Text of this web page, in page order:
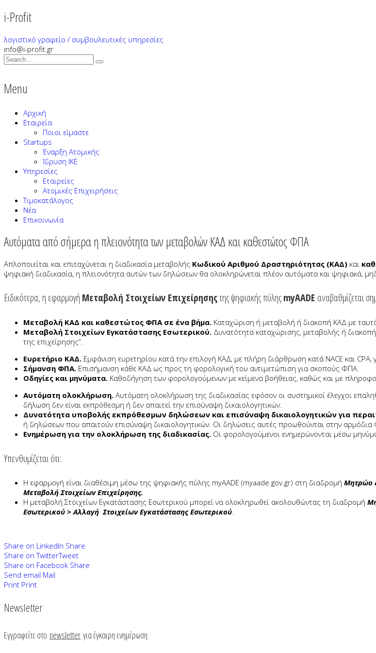
i-Profit
λογιστικό γραφείο / συμβουλευτικές υπηρεσίες
info@i-profit.gr
Menu
Αρχική
Εταιρεία
Ποιοι είμαστε
Startups
Έναρξη Ατομικής
Ίδρυση ΙΚΕ
Υπηρεσίες
Εταιρείες
Ατομικές Επιχειρήσεις
Τιμοκατάλογος
Νέα
Επικοινωνία
Αυτόματα από σήμερα η πλειονότητα των μεταβολών ΚΑΔ και καθεστώτος ΦΠΑ
Απλοποιείται και επιταχύνεται η διαδικασία μεταβολής Κωδικού Αριθμού Δραστηριότητας (ΚΑΔ) και
ψηφιακή διαδικασία, η πλειονότητα αυτών των δηλώσεων θα ολοκληρώνεται πλέον αυτόματα και ψηφιακά,
Ειδικότερα, η εφαρμογή Μεταβολή Στοιχείων Επιχείρησηςτης ψηφιακής πύληςmyAADE αναβαθμίζεται
Μεταβολή ΚΑΔ και καθεστώτος ΦΠΑ σε ένα βήμα. Καταχώριση ή μεταβολή ή διακοπή ΚΑΔ με
Μεταβολή Στοιχείων Εγκατάστασης Εσωτερικού. Δυνατότητα καταχώρισης, μεταβολής ή
της επιχείρησης”.
Ευρετήριο ΚΑΔ. Εμφάνιση ευρετηρίου κατά την επιλογή ΚΑΔ, με πλήρη διάρθρωση κατά NACE και CPA,
Σήμανση ΦΠΑ. Επισήμανση κάθε ΚΑΔ ως προς τη φορολογική του αντιμετώπιση για σκοπούς ΦΠΑ.
Οδηγίες και μηνύματα. Καθοδήγηση των φορολογούμενων με κείμενα βοήθειας, καθώς και με
Αυτόματη ολοκλήρωση. Αυτόματη ολοκλήρωση της διαδικασίας εφόσον οι συστημικοί έλεγχοι
δήλωση δεν είναι εκπρόθεσμη ή δεν απαιτεί την επισύναψη δικαιολογητικών.
Δυνατότητα υποβολής εκπρόθεσμων δηλώσεων και επισύναψη δικαιολογητικών για
ή δηλώσεων που απαιτούν επισύναψη δικαιολογητικών. Οι δηλώσεις αυτές προωθούνται στην αρμόδια
Ενημέρωση για την ολοκλήρωση της διαδικασίας. Οι φορολογούμενοι ενημερώνονται μέσω
Υπενθυμίζεται ότι:
Η εφαρμογή είναι διαθέσιμη μέσω της ψηφιακής πύλης myAADE (myaade.gov.gr) στη διαδρομή Μητρώο
Μεταβολή Στοιχείων Επιχείρησης.
Η μεταβολή Στοιχείων Εγκατάστασης Εσωτερικού μπορεί να ολοκληρωθεί ακολουθώντας τη διαδρομή
Εσωτερικού > Αλλαγή Στοιχείων Εγκατάστασης Εσωτερικού.
Share on LinkedIn Share
Share on TwitterTweet
Share on Facebook Share
Send email Mail
Print Print
Newsletter
Εγγραφείτε στο newsletter για έγκαιρη ενημέρωση